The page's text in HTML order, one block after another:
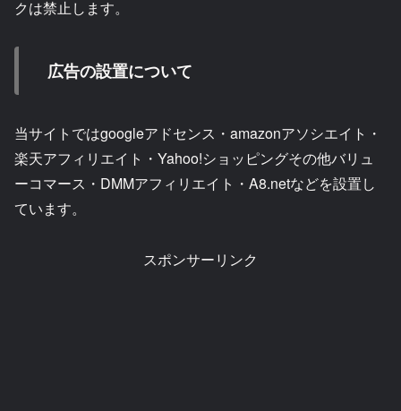
クは禁止します。
広告の設置について
当サイトではgoogleアドセンス・amazonアソシエイト・
楽天アフィリエイト・Yahoo!ショッピングその他バリュ
ーコマース・DMMアフィリエイト・A8.netなどを設置し
ています。
スポンサーリンク